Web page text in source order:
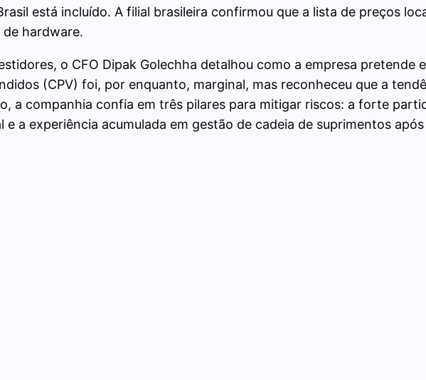
está incluído. A filial brasileira confirmou que a lista de preços
hardware.
o CFO Dipak Golechha detalhou como a empresa pretende
(CPV) foi, por enquanto, marginal, mas reconheceu que a
a companhia confia em três pilares para mitigar riscos: a forte
e a experiência acumulada em gestão de cadeia de suprimentos